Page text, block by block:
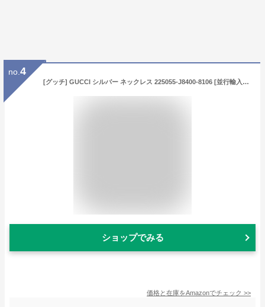
no. 4
[グッチ] GUCCI シルバー ネックレス 225055-J8400-8106 [並行輸入品]
ショップでみる
価格と在庫をAmazonでチェック >>